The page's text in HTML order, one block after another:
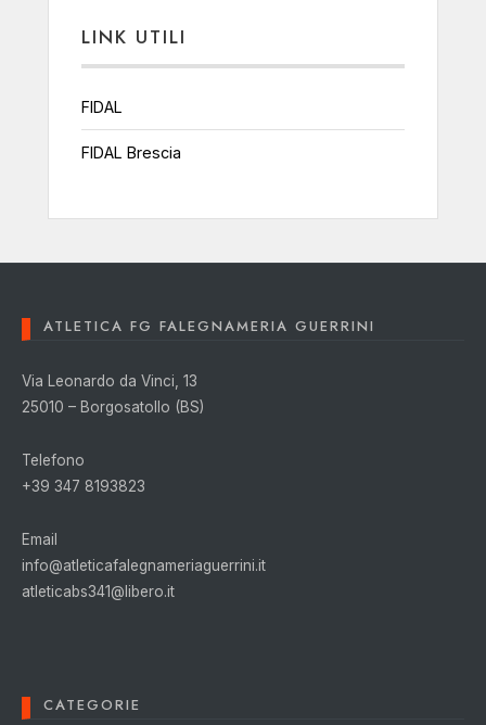
LINK UTILI
FIDAL
FIDAL Brescia
ATLETICA FG FALEGNAMERIA GUERRINI
Via Leonardo da Vinci, 13
25010 – Borgosatollo (BS)
Telefono
+39 347 8193823
Email
info@atleticafalegnameriaguerrini.it
atleticabs341@libero.it
CATEGORIE